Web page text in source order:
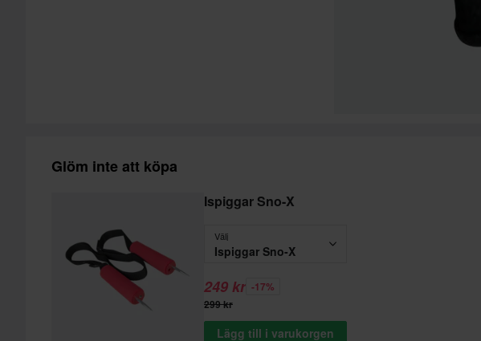
Glöm inte att köpa
Ispiggar Sno-X
Välj
Ispiggar Sno-X
249 kr -17%
299 kr
Lägg till i varukorgen